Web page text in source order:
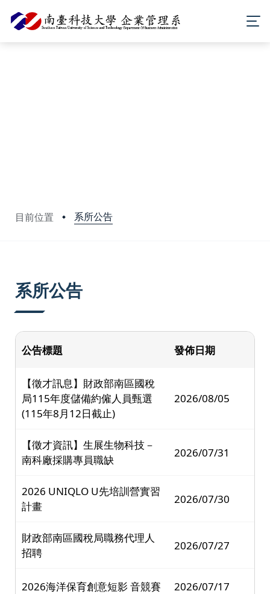
目前位置 系所公告
系所公告
公告標題 發佈日期
【徵才訊息】財政部南區國稅
局115年度儲備約僱人員甄選
(115年8月12日截止)
2026/08/05
【徵才資訊】生展生物科技－
南科廠採購專員職缺
2026/07/31
2026 UNIQLO U先培訓營實習
計畫
2026/07/30
財政部南區國稅局職務代理人
招聘
2026/07/27
2026海洋保育創意短影 音競賽 2026/07/17